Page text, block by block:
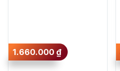
1.660.000₫